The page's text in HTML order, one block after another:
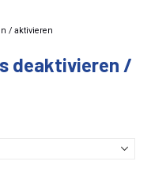
/ aktivieren
deaktivieren /